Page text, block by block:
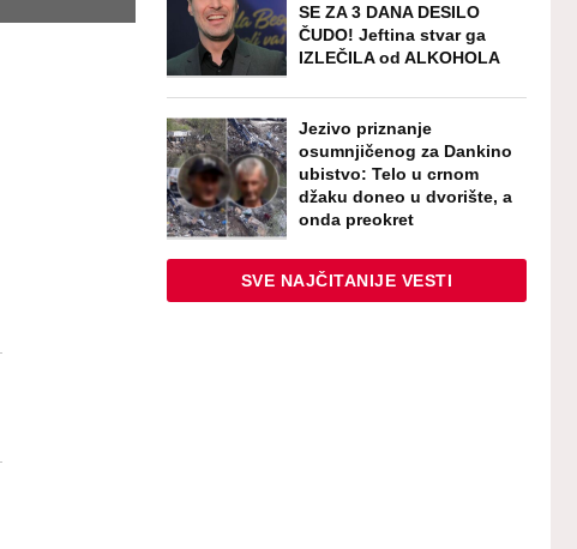
SE ZA 3 DANA DESILO
ČUDO! Jeftina stvar ga
IZLEČILA od ALKOHOLA
Jezivo priznanje
osumnjičenog za Dankino
ubistvo: Telo u crnom
džaku doneo u dvorište, a
onda preokret
SVE NAJČITANIJE VESTI